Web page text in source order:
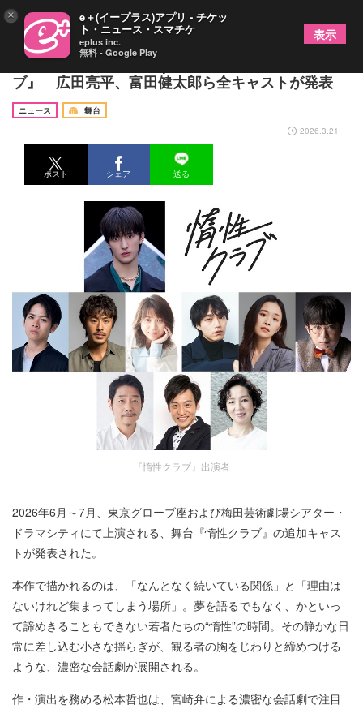
川島如恵留（Travis Japan）主演の舞台『惰性クラ
ブ』 広田亮平、富田健太郎ら全キャストが発表
ニュース
舞台
2026.3.21
ポスト シェア 送る
『惰性クラブ』出演者
2026年6月～7月、東京グローブ座および梅田芸術劇場シアター・
ドラマシティにて上演される、舞台『惰性クラブ』の追加キャス
トが発表された。
本作で描かれるのは、「なんとなく続いている関係」と「理由は
ないけれど集まってしまう場所」。夢を語るでもなく、かといっ
て諦めきることもできない若者たちの“惰性”の時間。その静かな日
常に差し込む小さな揺らぎが、観る者の胸をじわりと締めつける
ような、濃密な会話劇が展開される。
作・演出を務める松本哲也は、宮崎弁による濃密な会話劇で注目
× e＋(イープラス)アプリ - チケッ
ト・ニュース・スマチケ
eplus inc.
無料 - Google Play
表示